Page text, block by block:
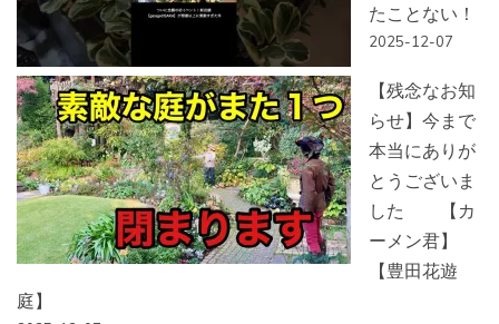
たことない！
2025-12-07
【残念なお知
らせ】今まで
本当にありが
とうございま
した 【カ
ーメン君】
【豊田花遊
庭】